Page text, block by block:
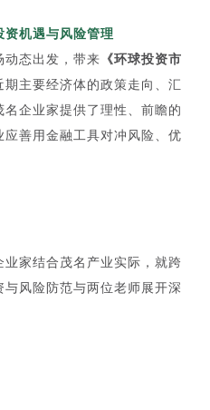
资机遇与风险管理
动态出发，带来 《环球投资市
期主要经济体的政策走向、汇
企业家提供了理性、前瞻的
善用金融工具对冲风险、优
家结合茂名产业实际，就跨
风险防范与两位老师展开深